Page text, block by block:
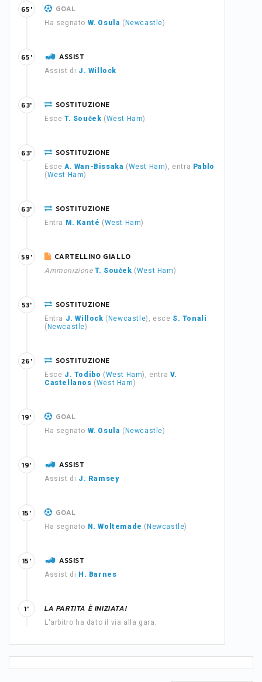
GOAL
Ha segnato W. Osula ( Newcastle)
65'
ASSIST
Assist di J. Willock
65'
SOSTITUZIONE
Esce T. Souček (West Ham)
63'
SOSTITUZIONE
Esce A. Wan-Bissaka (West Ham), entra Pablo
(West Ham)
63'
SOSTITUZIONE
Entra M. Kanté (West Ham)
63'
CARTELLINO GIALLO
Ammonizione T. Souček (West Ham)
59'
SOSTITUZIONE
Entra J. Willock ( Newcastle), esce S. Tonali
( Newcastle)
53'
SOSTITUZIONE
Esce J. Todibo (West Ham), entra V.
Castellanos (West Ham)
26'
GOAL
Ha segnato W. Osula ( Newcastle)
19'
ASSIST
Assist di J. Ramsey
19'
GOAL
Ha segnato N. Woltemade ( Newcastle)
15'
ASSIST
Assist di H. Barnes
15'
LA PARTITA È INIZIATA!
L'arbitro ha dato il via alla gara.
1'